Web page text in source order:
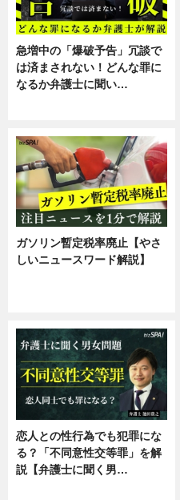
急増中の「爆破予告」冗談で
は済まされない！どんな罪に
なるか弁護士に聞い…
ガソリン暫定税率廃止【やさ
しいニュースワード解説】
恋人との性行為でも犯罪にな
る？「不同意性交等罪」を解
説【弁護士に聞く男…